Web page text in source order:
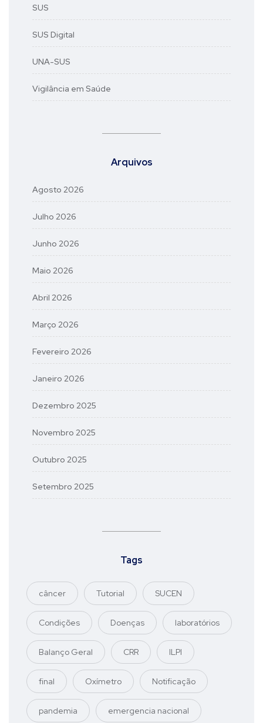
SUS
SUS Digital
UNA-SUS
Vigilância em Saúde
Arquivos
Agosto 2026
Julho 2026
Junho 2026
Maio 2026
Abril 2026
Março 2026
Fevereiro 2026
Janeiro 2026
Dezembro 2025
Novembro 2025
Outubro 2025
Setembro 2025
Tags
câncer Tutorial SUCEN
Condições Doenças laboratórios
Balanço Geral CRR ILPI
final Oxímetro Notificação
pandemia emergencia nacional